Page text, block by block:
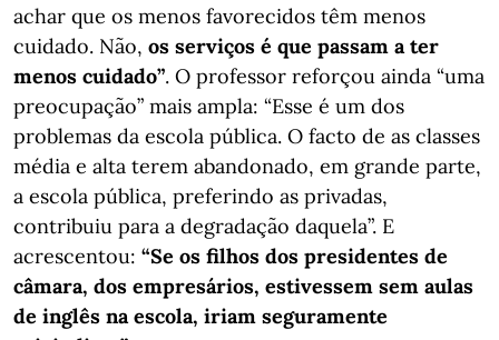
achar que os menos favorecidos têm menos
cuidado. Não, os serviços é que passam a ter
menos cuidado”. O professor reforçou ainda “uma
preocupação” mais ampla: “Esse é um dos
problemas da escola pública. O facto de as classes
média e alta terem abandonado, em grande parte,
a escola pública, preferindo as privadas,
contribuiu para a degradação daquela”. E
acrescentou: “Se os filhos dos presidentes de
câmara, dos empresários, estivessem sem aulas
de inglês na escola, iriam seguramente